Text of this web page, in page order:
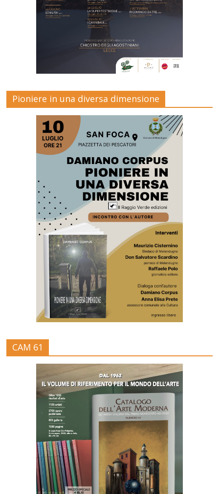
Pioniere in una diversa dimensione
CAM 61